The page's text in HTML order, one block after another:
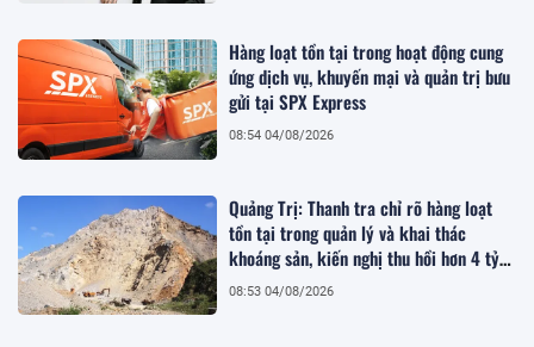
Hàng loạt tồn tại trong hoạt động cung
ứng dịch vụ, khuyến mại và quản trị bưu
gửi tại SPX Express
08:54 04/08/2026
Quảng Trị: Thanh tra chỉ rõ hàng loạt
tồn tại trong quản lý và khai thác
khoáng sản, kiến nghị thu hồi hơn 4 tỷ
đồng
08:53 04/08/2026